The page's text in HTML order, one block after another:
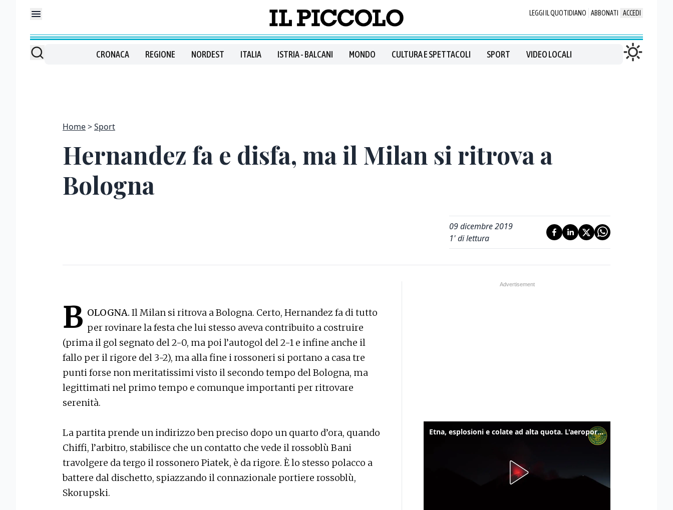
LEGGI IL QUOTIDIANO ABBONATI ACCEDI
CRONACA REGIONE NORDEST ITALIA ISTRIA - BALCANI MONDO CULTURA E SPETTACOLI SPORT VIDEO LOCALI
Home Sport
Hernandez fa e disfa, ma il Milan si ritrova a
Bologna
09 dicembre 2019
1' di lettura
B OLOGNA. Il Milan si ritrova a Bologna. Certo, Hernandez fa di tutto
per rovinare la festa che lui stesso aveva contribuito a costruire
(prima il gol segnato del 2-0, ma poi l’autogol del 2-1 e infine anche il
fallo per il rigore del 3-2), ma alla fine i rossoneri si portano a casa tre
punti forse non meritatissimi visto il secondo tempo del Bologna, ma
legittimati nel primo tempo e comunque importanti per ritrovare
serenità.
La partita prende un indirizzo ben preciso dopo un quarto d’ora, quando
Chiffi, l’arbitro, stabilisce che un contatto che vede il rossoblù Bani
travolgere da tergo il rossonero Piatek, è da rigore. È lo stesso polacco a
battere dal dischetto, spiazzando il connazionale portiere rossoblù,
Skorupski.
Etna, esplosioni e colate ad alta quota. L'aeroporto di Catania verso la normalità